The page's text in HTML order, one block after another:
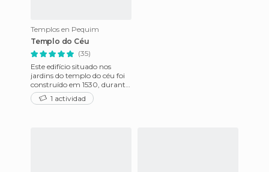
Templos en Pequim
Templo do Céu
(35)
Este edifício situado nos
jardins do templo do céu foi
construído em 1530, durante
o reinado do Imperador
Jiajing da dinastia Ming
1 actividad